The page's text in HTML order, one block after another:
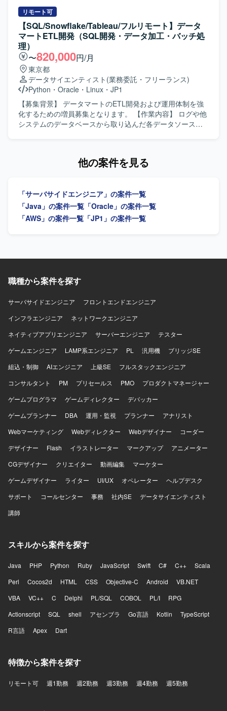
す。アーキテクチャの意図や設計判断をわかりやすく説
明・展開できる方を歓迎いたします。トレードオフを整理
しながら現実的な意思決定ができる方や、初期フェーズか
ら長期運用を見据えた拡張性ある設計ができる方にご参画
いただきたいと考えております。 【ポジションの魅力】 高
トラフィックかつ大量データを扱う人事統合基盤の中核シ
ステムにおいて、アーキテクチャ設計から実装、運用まで
一貫して携わることができます。マイクロサービス間連携
やイベント駆動アーキテクチャなどの先進的な技術要素を
活用しながら、長期的なプロジェクトに深く関与していた
だけます。社員エンジニアへの技術展開を通じて、組織全
体の技術力向上にも影響を与えられる環境です。 【開発環
スはRDB（PostgreSQLやAurora MySQLなど）およびRedis
Code（Anthropic）を開発・業務に積極的に活用しておりま
す。
ース後の不具合調査および改善対応まで一貫してご担当い
ただきます。 【求める人物像】 金融系システム特有の業務
知識をキャッチアップしながら、自ら積極的にコミュニケ
ーションを取り、周囲と協調して業務を推進していただけ
る方を求めています。課題やリスクを適切に共有し、安定
稼働に向けた改善提案ができる方ですと望ましいです。
【ポジションの魅力】 証券会社向けのFXシステムというミ
ッションクリティカルな領域で、業務知識と技術力の両面
を高めていくことができます。長期的な継続が見込まれて
おり、機能追加や改善を通じて中長期でシステム全体に関
わる経験を積むことができます。 【開発環境】 Javaおよび
SQLを中心とした開発環境で、OracleデータベースやLinux
リモート可
【SQL/Snowflake/Tableau/フルリモート】データ
マートETL開発（SQL開発・データ加工・バッチ処
理）
〜820,000円/月
東京都
データサイエンティスト (業務委託・フリーランス)
Python ・ Oracle ・ Linux ・ JP1
【募集背景】 データマートのETL開発および運用体制を強
化するための増員募集となります。 【作業内容】 ログや他
システムのデータベースから取り込んだ各データソースを
次処理の対応を中心に、データ加工やバッチ処理を含むETL
り分けてトラブルシュートができる運用・保守マインドを
お持ちの方を求めております。お客様と円滑にコミュニケ
ーションを取りながら、主体的に業務改善や品質向上に取
り組んでいただける方が望ましいです。 【ポジションの魅
データ基盤全体の設計やパフォーマンス最適化に関する知
見も習得していただけます。 【開発環境】 データベースは
す。プログラミング言語はPython（SQLAlchemy）および
Shellを使用し、OSはLinux（AmazonLinux）となります。
利用しております。
他の案件を見る
「サーバサイドエンジニア」の案件一覧
「Java」の案件一覧 「Oracle」の案件一覧
「AWS」の案件一覧 「JP1」の案件一覧
職種から案件を探す
サーバサイドエンジニア
フロントエンドエンジニア
インフラエンジニア
ネットワークエンジニア
ネイティブアプリエンジニア
サーバーエンジニア
テスター
ゲームエンジニア
LAMP系エンジニア PL 汎用機
ブリッジSE
組込・制御
AIエンジニア 上級SE
フルスタックエンジニア
コンサルタント
PM プリセールス PMO
プロダクトマネージャー
ゲームプログラマ
ゲームディレクター
デバッカー
ゲームプランナー
DBA 運用・監視 プランナー
アナリスト
Webマーケティング
Webディレクター Webデザイナー
コーダー
デザイナー
Flash イラストレーター マークアップ
アニメーター
CGデザイナー
クリエイター 動画編集
マーケター
ゲームデザイナー
ライター UI/UX オペレーター
ヘルプデスク
サポート
コールセンター 事務 社内SE
データサイエンティスト
講師
スキルから案件を探す
Java PHP Python Ruby JavaScript Swift C# C++
Scala
Perl
Cocos2d HTML CSS Objective-C Android
VB.NET
VBA
VC++ C Delphi PL/SQL COBOL PL/I
RPG
Actionscript
SQL shell アセンブラ Go言語 Kotlin
TypeScript
R言語
Apex Dart
特徴から案件を探す
リモート可 週1勤務 週2勤務 週3勤務 週4勤務 週5勤務